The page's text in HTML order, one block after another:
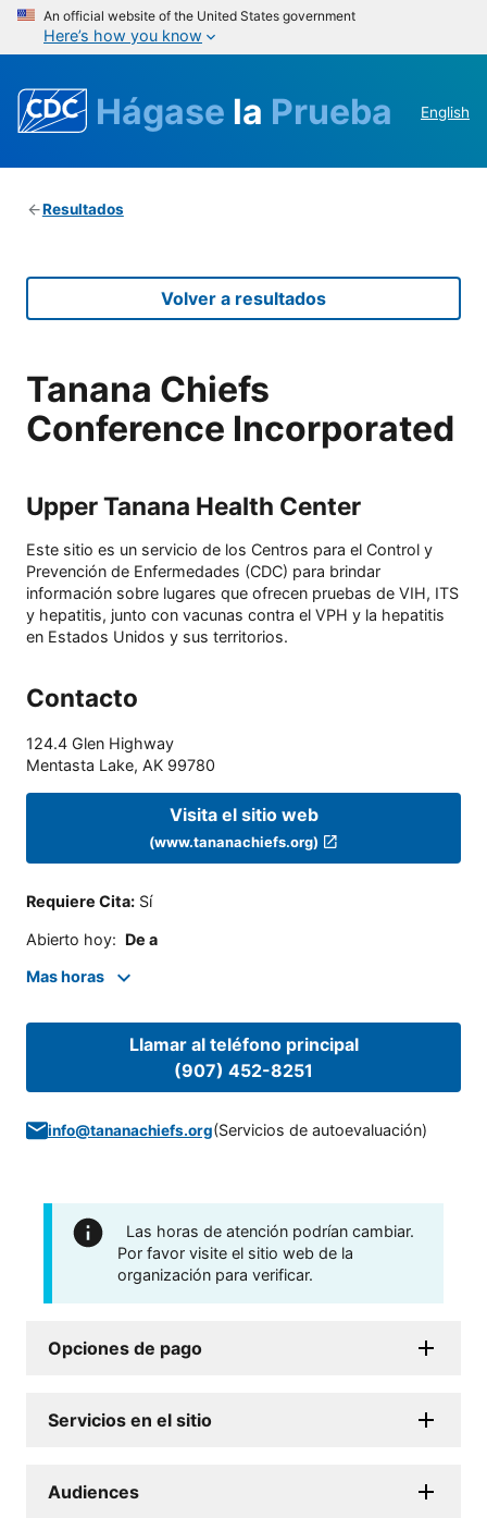
An official website of the United States government
Here’s how you know
Hágase la Prueba English
Resultados
Volver a resultados
Tanana Chiefs
Conference Incorporated
Upper Tanana Health Center
Este sitio es un servicio de los Centros para el Control y
Prevención de Enfermedades (CDC) para brindar
información sobre lugares que ofrecen pruebas de VIH, ITS
y hepatitis, junto con vacunas contra el VPH y la hepatitis
en Estados Unidos y sus territorios.
Contacto
124.4 Glen Highway
Mentasta Lake, AK 99780
Visita el sitio web
(www.tananachiefs.org)
Requiere Cita: Sí
Abierto hoy: De a
Mas horas
Llamar al teléfono principal
(907) 452-8251
info@tananachiefs.org(Servicios de autoevaluación)
Las horas de atención podrían cambiar.
Por favor visite el sitio web de la
organización para verificar.
Opciones de pago
Servicios en el sitio
Audiences